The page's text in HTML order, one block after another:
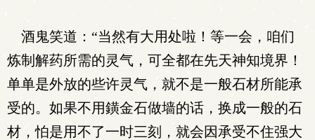
酒鬼笑道：“当然有大用处啦！等一会，咱们
炼制解药所需的灵气，可全都在先天神知境界！
单单是外放的些许灵气，就不是一般石材所能承
受的。如果不用鐄金石做墙的话，换成一般的石
材，怕是用不了一时三刻，就会因承受不住强大